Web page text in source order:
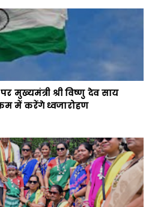
मुख्यमंत्री श्री विष्णु देव साय
में करेंगे ध्वजारोहण
पारंपरिक वेशभूषा में उमड़ा
यादव हुए शामिल